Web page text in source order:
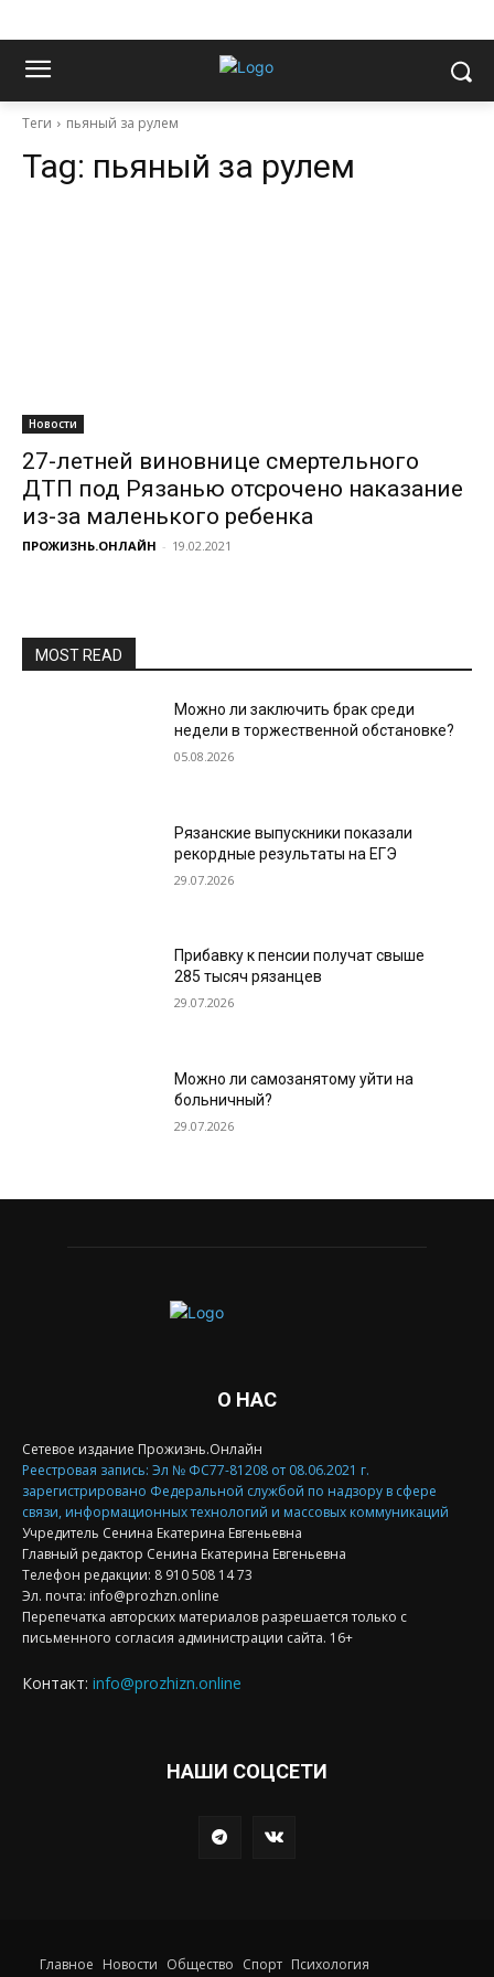
Теги пьяный за рулем
Tag: пьяный за рулем
Новости
27-летней виновнице смертельного
ДТП под Рязанью отсрочено наказание
из-за маленького ребенка
ПРОЖИЗНЬ.ОНЛАЙН - 19.02.2021
MOST READ
Можно ли заключить брак среди
недели в торжественной обстановке?
05.08.2026
Рязанские выпускники показали
рекордные результаты на ЕГЭ
29.07.2026
Прибавку к пенсии получат свыше
285 тысяч рязанцев
29.07.2026
Можно ли самозанятому уйти на
больничный?
29.07.2026
О НАС
Сетевое издание Прожизнь.Онлайн
Реестровая запись: Эл № ФС77-81208 от 08.06.2021 г.
зарегистрировано Федеральной службой по надзору в сфере
связи, информационных технологий и массовых коммуникаций
Учредитель Сенина Екатерина Евгеньевна
Главный редактор Сенина Екатерина Евгеньевна
Телефон редакции: 8 910 508 14 73
Эл. почта: info@prozhzn.online
Перепечатка авторских материалов разрешается только с
письменного согласия администрации сайта. 16+
Контакт: info@prozhizn.online
НАШИ СОЦСЕТИ
Главное Новости Общество Спорт Психология